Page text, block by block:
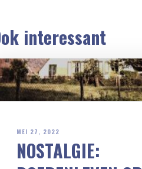
interessant
MEI 27, 2022
NOSTALGIE: